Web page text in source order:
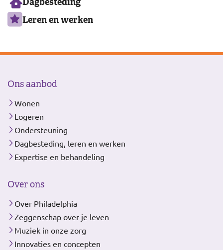
Leren en werken
Ons aanbod
Wonen
Logeren
Ondersteuning
Dagbesteding, leren en werken
Expertise en behandeling
Over ons
Over Philadelphia
Zeggenschap over je leven
Muziek in onze zorg
Innovaties en concepten